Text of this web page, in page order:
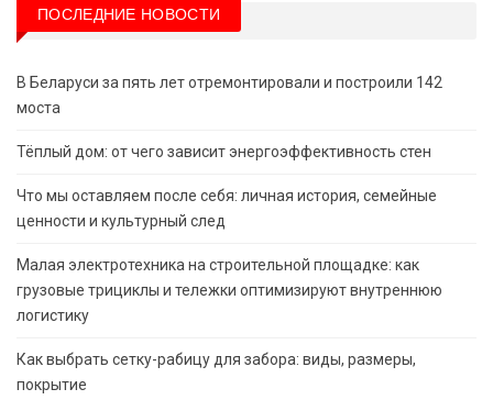
ПОСЛЕДНИЕ НОВОСТИ
В Беларуси за пять лет отремонтировали и построили 142
моста
Тёплый дом: от чего зависит энергоэффективность стен
Что мы оставляем после себя: личная история, семейные
ценности и культурный след
Малая электротехника на строительной площадке: как
грузовые трициклы и тележки оптимизируют внутреннюю
логистику
Как выбрать сетку-рабицу для забора: виды, размеры,
покрытие